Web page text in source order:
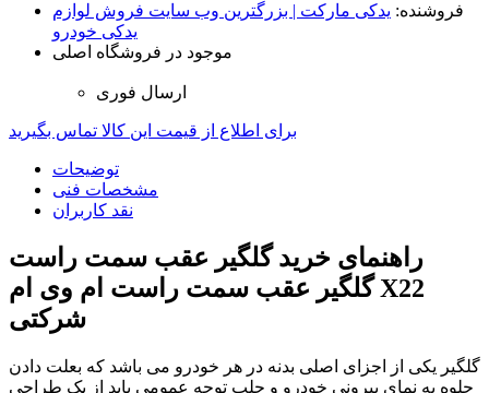
فروشنده: یدکی مارکت | بزرگترین وب سایت فروش لوازم
یدکی خودرو
موجود در فروشگاه اصلی
ارسال فوری
برای اطلاع از قیمت این کالا تماس بگیرید
توضیحات
مشخصات فنی
نقد کاربران
راهنمای خرید گلگیر عقب سمت راست
گلگیر عقب سمت راست ام وی ام X22
شرکتی
گلگیر یکی از اجزای اصلی بدنه در هر خودرو می باشد که بعلت دادن
جلوه به نمای بیرونی خودرو و جلب توجه عمومی باید از یک طراحی